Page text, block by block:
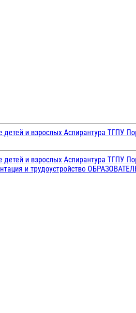
детей и взрослых Аспирантура ТГПУ
детей и взрослых Аспирантура ТГПУ
и трудоустройство